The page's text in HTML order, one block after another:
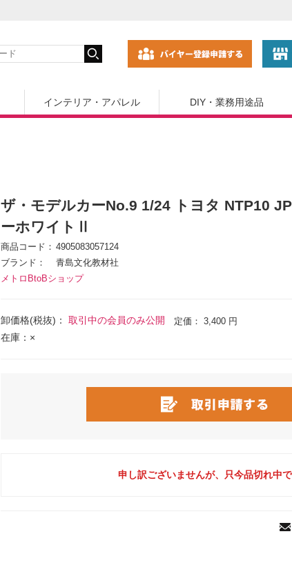
インテリア・アパレル DIY・業務用途品
ザ・モデルカーNo.9 1/24 トヨタ NTP10
ーホワイトⅡ
商品コード
4905083057124
ブランド
青島文化教材社
メトロBtoBショップ
卸価格(税抜)： 取引中の会員のみ公開 定価： 3,400 円
在庫：×
申し訳ございませんが、只今品切れ中で